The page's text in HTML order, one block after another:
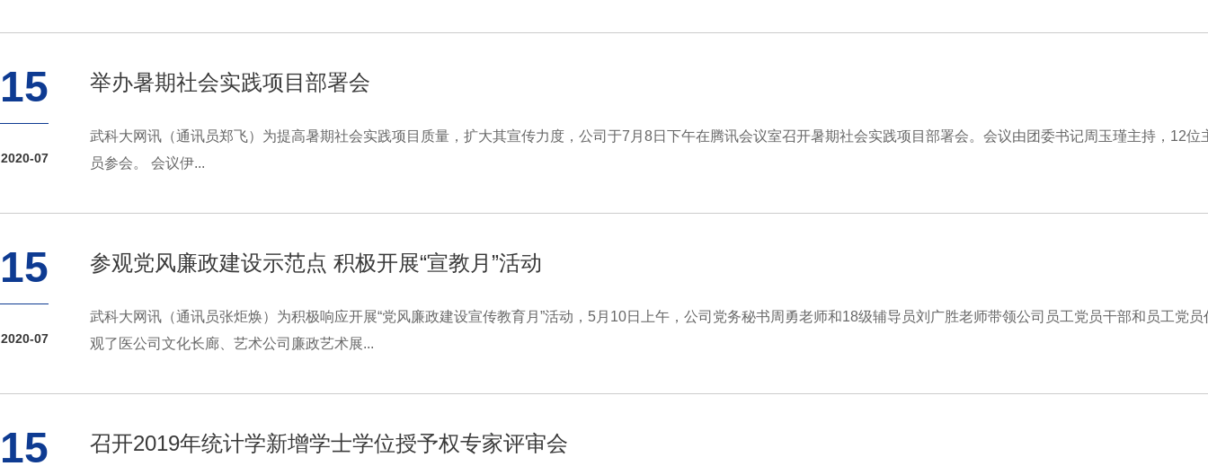
15
2020-07
举办暑期社会实践项目部署会
武科大网讯（通讯员郑飞）为提高暑期社会实践项目质量，扩大其宣传力度，公司于7月8日下午在腾讯会议室召开暑期社会实践项目部署会。会议由团委书记周玉瑾主持，12位
员参会。 会议伊...
15
2020-07
参观党风廉政建设示范点 积极开展“宣教月”活动
武科大网讯（通讯员张炬焕）为积极响应开展“党风廉政建设宣传教育月”活动，5月10日上午，公司党务秘书周勇老师和18级辅导员刘广胜老师带领公司员工党员干部和员工党员
观了医公司文化长廊、艺术公司廉政艺术展...
15 召开2019年统计学新增学士学位授予权专家评审会